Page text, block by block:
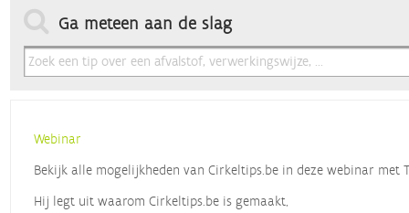
Ga meteen aan de slag
Webinar
Bekijk alle mogelijkheden van Cirkeltips.be in deze webinar met
Hij legt uit waarom Cirkeltips.be is gemaakt,